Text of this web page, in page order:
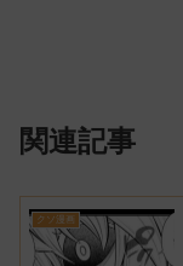
関連記事
クソ漫画